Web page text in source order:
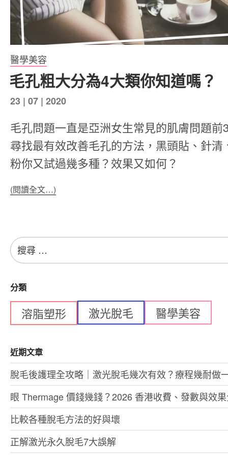
醫學美容
毛孔粗大分為4大類你知道嗎？
發
於
23 | 07 | 2020
毛孔問題一直是亞洲女生常見的肌膚問題前
尋找最有效改善毛孔的方法，黑頭貼、針清
粉你又試過幾多種？效果又如何？
(閱讀全文…)
搜
尋：
分類
溶脂塑形 激光脫毛 醫學美容
近期文章
脫毛後護理全攻略｜激光脫毛幾次有效？療程幾耐做
眼 Thermage 價錢幾錢？2026 香港收費、發數與效
比較各種脫毛方法的好與壞
正解激光永久脫毛7大誤解